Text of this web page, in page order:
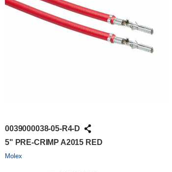
0039000038-05-R4-D
5" PRE-CRIMP A2015 RED
Molex